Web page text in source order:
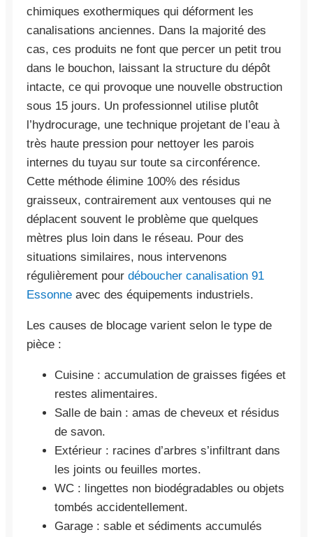
chimiques exothermiques qui déforment les
canalisations anciennes. Dans la majorité des
cas, ces produits ne font que percer un petit trou
dans le bouchon, laissant la structure du dépôt
intacte, ce qui provoque une nouvelle obstruction
sous 15 jours. Un professionnel utilise plutôt
l’hydrocurage, une technique projetant de l’eau à
très haute pression pour nettoyer les parois
internes du tuyau sur toute sa circonférence.
Cette méthode élimine 100% des résidus
graisseux, contrairement aux ventouses qui ne
déplacent souvent le problème que quelques
mètres plus loin dans le réseau. Pour des
situations similaires, nous intervenons
régulièrement pour déboucher canalisation 91
Essonne avec des équipements industriels.
Les causes de blocage varient selon le type de
pièce :
Cuisine : accumulation de graisses figées et
restes alimentaires.
Salle de bain : amas de cheveux et résidus
de savon.
Extérieur : racines d’arbres s’infiltrant dans
les joints ou feuilles mortes.
WC : lingettes non biodégradables ou objets
tombés accidentellement.
Garage : sable et sédiments accumulés